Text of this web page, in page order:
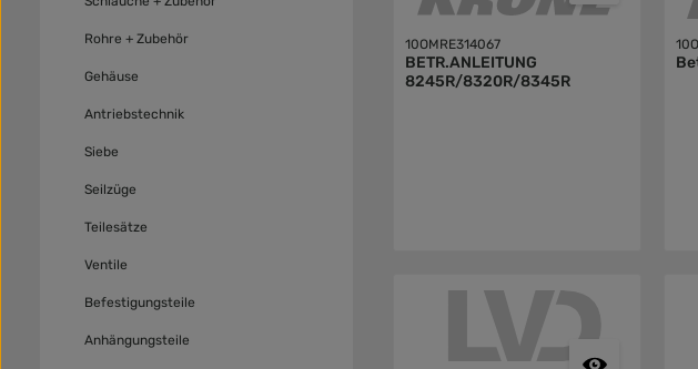
Rohre + Zubehör
Gehäuse
Antriebstechnik
Siebe
Seilzüge
Teilesätze
Ventile
Befestigungsteile
Anhängungsteile
10OMRE314067
BETR.ANLEITUNG
8245R/8320R/8345R